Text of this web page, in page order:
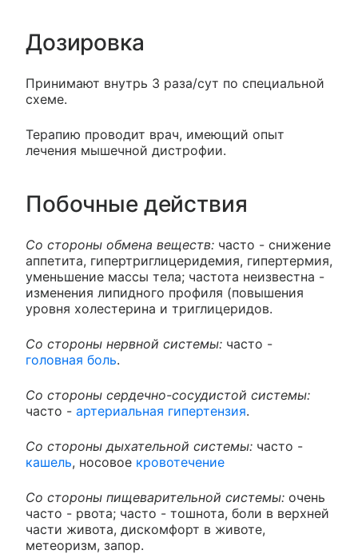
Дозировка
Принимают внутрь 3 раза/сут по специальной
схеме.
Терапию проводит врач, имеющий опыт
лечения мышечной дистрофии.
Побочные действия
Со стороны обмена веществ: часто - снижение
аппетита, гипертриглицеридемия, гипертермия,
уменьшение массы тела; частота неизвестна -
изменения липидного профиля (повышения
уровня холестерина и триглицеридов.
Со стороны нервной системы: часто -
головная боль.
Со стороны сердечно-сосудистой системы:
часто - артериальная гипертензия.
Со стороны дыхательной системы: часто -
кашель, носовое кровотечение
Со стороны пищеварительной системы: очень
часто - рвота; часто - тошнота, боли в верхней
части живота, дискомфорт в животе,
метеоризм, запор.